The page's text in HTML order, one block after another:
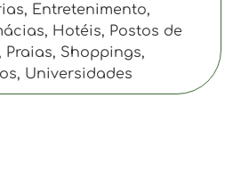
Entretenimento,
Hotéis, Postos de
Praias, Shoppings,
Universidades